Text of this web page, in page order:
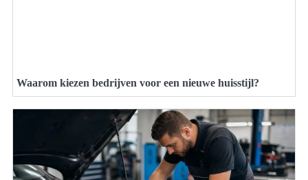
Waarom kiezen bedrijven voor een nieuwe huisstijl?